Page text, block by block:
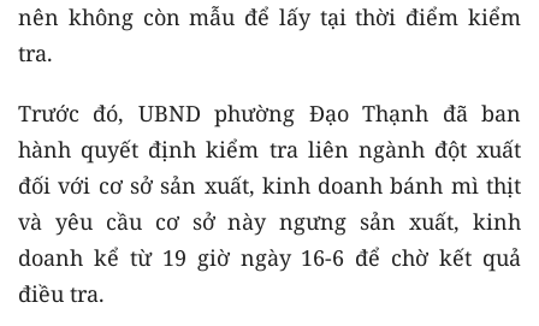
nên không còn mẫu để lấy tại thời điểm kiểm
tra.
Trước đó, UBND phường Đạo Thạnh đã ban
hành quyết định kiểm tra liên ngành đột xuất
đối với cơ sở sản xuất, kinh doanh bánh mì thịt
và yêu cầu cơ sở này ngưng sản xuất, kinh
doanh kể từ 19 giờ ngày 16-6 để chờ kết quả
điều tra.